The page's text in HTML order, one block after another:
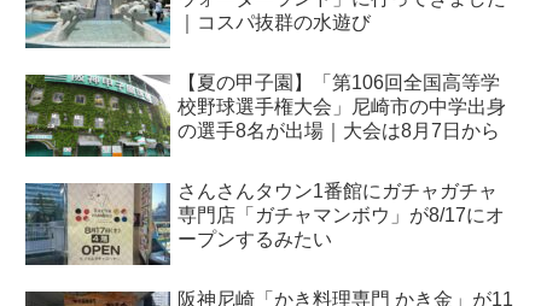
｜コスパ抜群の水遊び
【夏の甲子園】「第106回全国高等学
校野球選手権大会」尼崎市の中学出身
の選手8名が出場｜大会は8月7日から
さんさんタウン1番館にガチャガチャ
専門店「ガチャマンボウ」が8/17にオ
ープンするみたい
阪神尼崎「かき料理専門 かき金」が11